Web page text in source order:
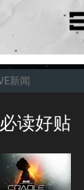
必读好贴